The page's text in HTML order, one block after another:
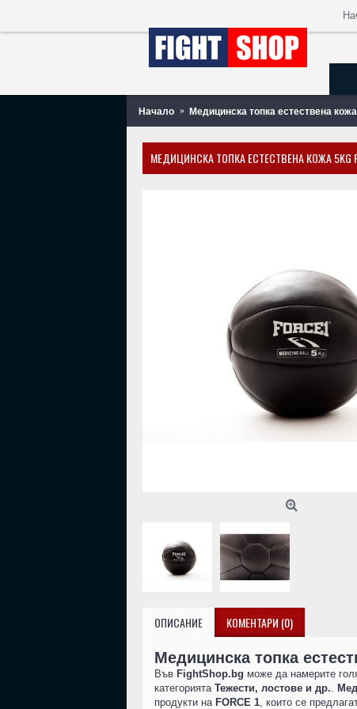
Начало Медицинска топка естествена
МЕДИЦИНСКА ТОПКА ЕСТЕСТВЕНА КОЖА 5KG
ОПИСАНИЕ КОМЕНТАРИ (0)
Медицинска топка
Във FightShop.bg може да намерите
категорията Тежести, лостове и др..
продукти на FORCE 1, които се